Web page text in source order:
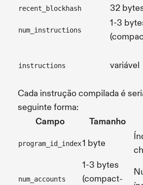
recent_blockhash 32
num_instructions
1-3
instructions variável
Cada instrução compilada é
seguinte forma:
Campo
Tamanho
program_id_index1 byte
num_accounts
1-3 bytes
(compact-